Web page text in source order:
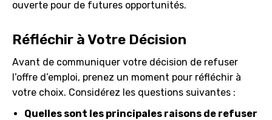
ouverte pour de futures opportunités.
Réfléchir à Votre Décision
Avant de communiquer votre décision de refuser
l’offre d’emploi, prenez un moment pour réfléchir à
votre choix. Considérez les questions suivantes :
Quelles sont les principales raisons de refuser